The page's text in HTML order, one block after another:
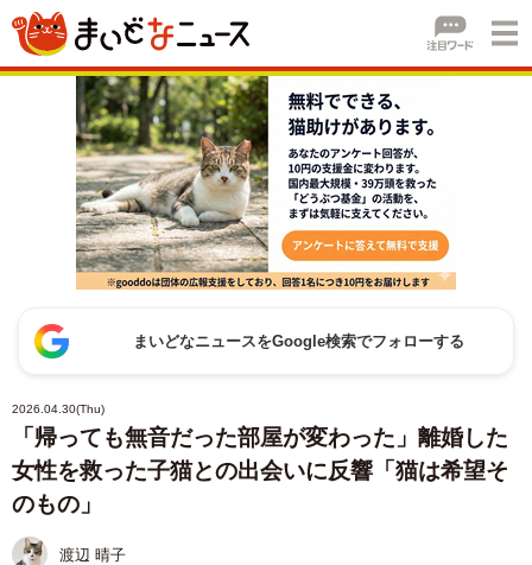
まいどなニュースをGoogle検索でフォローする
2026.04.30(Thu)
「帰っても無音だった部屋が変わった」離婚した
女性を救った子猫との出会いに反響「猫は希望そ
のもの」
渡辺 晴子